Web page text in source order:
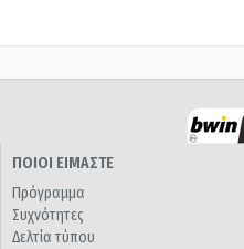
ΠΟΙΟΙ ΕΙΜΑΣΤΕ
Πρόγραμμα
Συχνότητες
Δελτία τύπου